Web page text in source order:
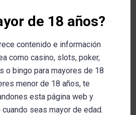
de 18 años?
contenido e información
como casino, slots, poker,
o bingo para mayores de 18
menor de 18 años, te
esta página web y
seas mayor de edad.
en el modo base como en la ronda
puede limitar un poco el
ganadoras, también abre la
gigantes que compensan con